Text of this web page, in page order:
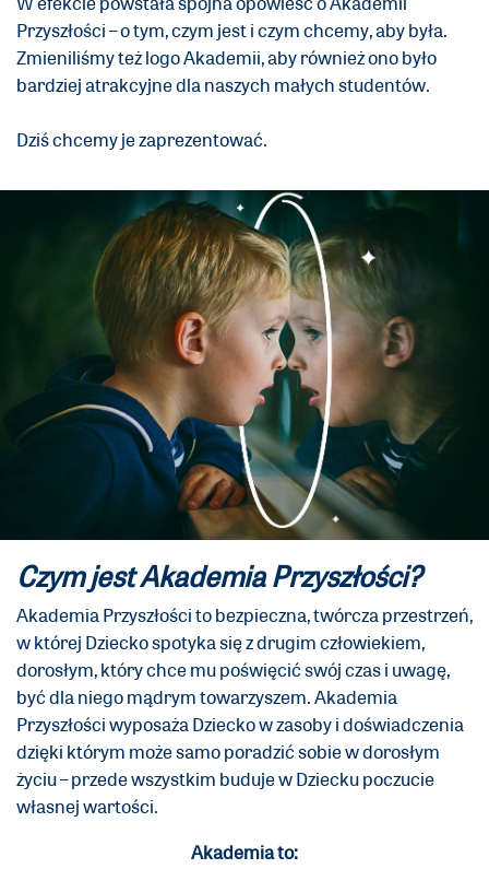
Przyszłości – o tym, czym jest i czym chcemy, aby była.
Zmieniliśmy też logo Akademii, aby również ono było
bardziej atrakcyjne dla naszych małych studentów.
Dziś chcemy je zaprezentować.
Czym jest Akademia Przyszłości?
Akademia Przyszłości to bezpieczna, twórcza przestrzeń,
w której Dziecko spotyka się z drugim człowiekiem,
dorosłym, który chce mu poświęcić swój czas i uwagę,
być dla niego mądrym towarzyszem. Akademia
Przyszłości wyposaża Dziecko w zasoby i doświadczenia
dzięki którym może samo poradzić sobie w dorosłym
życiu – przede wszystkim buduje w Dziecku poczucie
własnej wartości.
Akademia to: